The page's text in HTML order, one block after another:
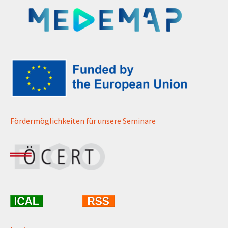
Fördermöglichkeiten für unsere Seminare